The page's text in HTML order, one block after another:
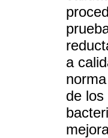
a
de los